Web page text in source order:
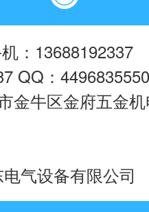
：13688192337
QQ：4496835550
金牛区金府五金
气设备有限公司